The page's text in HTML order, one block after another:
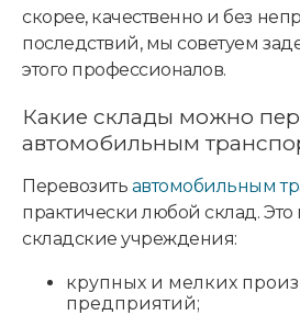
скорее, качественно и без
последствий, мы советуем
этого профессионалов.
Какие склады можно
автомобильным
Перевозить автомобильным
практически любой склад. Это
складские учреждения:
крупных и мелких
предприятий;